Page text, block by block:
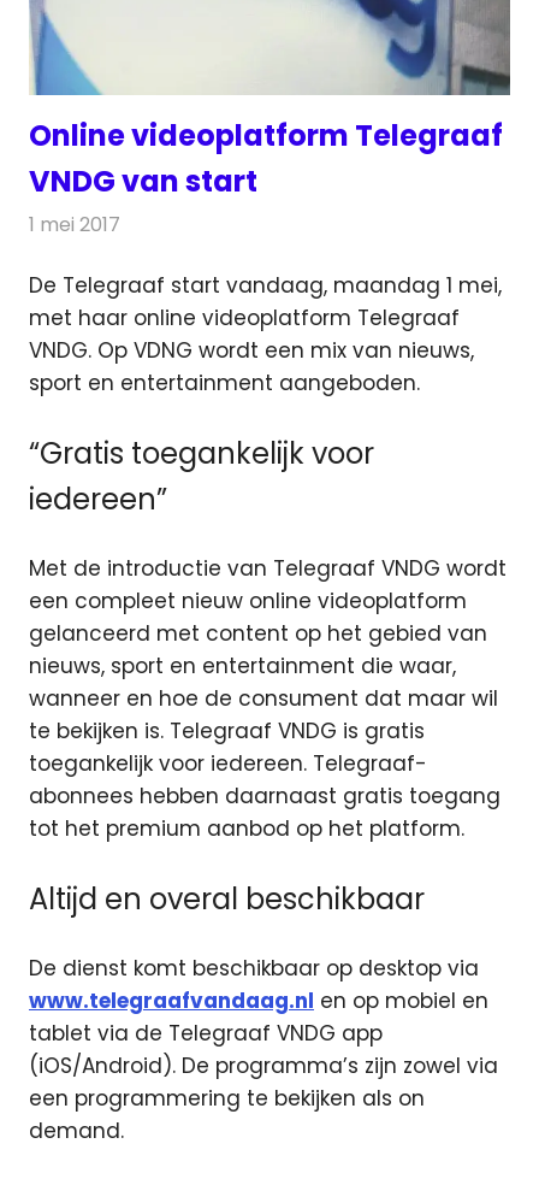
Online videoplatform Telegraaf
VNDG van start
1 mei 2017
De Telegraaf start vandaag, maandag 1 mei,
met haar online videoplatform Telegraaf
VNDG. Op VDNG wordt een mix van nieuws,
sport en entertainment aangeboden.
“Gratis toegankelijk voor
iedereen”
Met de introductie van Telegraaf VNDG wordt
een compleet nieuw online videoplatform
gelanceerd met content op het gebied van
nieuws, sport en entertainment die waar,
wanneer en hoe de consument dat maar wil
te bekijken is. Telegraaf VNDG is gratis
toegankelijk voor iedereen. Telegraaf-
abonnees hebben daarnaast gratis toegang
tot het premium aanbod op het platform.
Altijd en overal beschikbaar
De dienst komt beschikbaar op desktop via
www.telegraafvandaag.nl en op mobiel en
tablet via de Telegraaf VNDG app
(iOS/Android). De programma’s zijn zowel via
een programmering te bekijken als on
demand.